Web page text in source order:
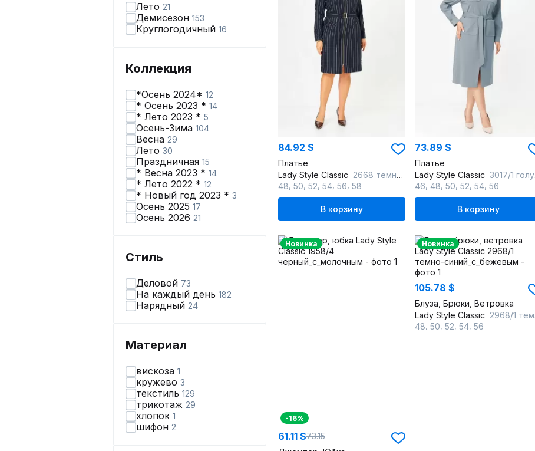
Лето 21
Демисезон 153
Круглогодичный 16
Коллекция
*Осень 2024* 12
* Осень 2023 * 14
* Лето 2023 * 5
Осень-Зима 104
Весна 29
Лето 30
Праздничная 15
* Весна 2023 * 14
* Лето 2022 * 12
* Новый год 2023 * 3
Осень 2025 17
Осень 2026 21
Стиль
Деловой 73
На каждый день 182
Нарядный 24
Материал
вискоза 1
кружево 3
текстиль 129
трикотаж 29
хлопок 1
шифон 2
84.92 $
Платье
Lady Style Classic 2668 темно-синий
48 50 52 54 56 58
В корзину
73.89 $
Платье
Lady Style Classic 3017/1 голубые-тона
46 48 50 52 54 56
В корзину
Новинка
-16%
61.11 $73.15
Новинка
105.78 $
Блуза, Брюки, Ветровка
Lady Style Classic 2968/1 темно-синий_с_бежевым
48 50 52 54 56